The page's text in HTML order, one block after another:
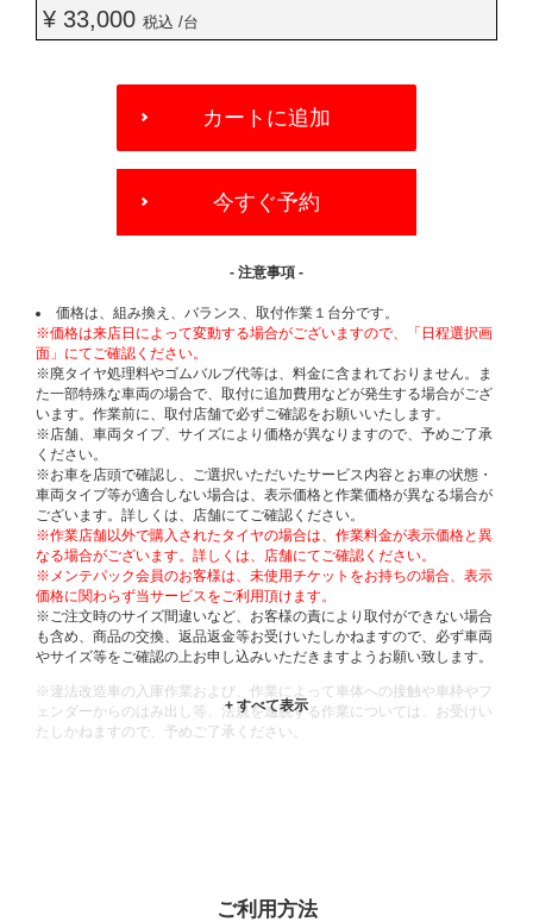
¥ 33,000 税込 /台
OPTIONS
カートに追加
今すぐ予約
- 注意事項 -
価格は、組み換え、バランス、取付作業１台分です。
※価格は来店日によって変動する場合がございますので、「日程選択画
面」にてご確認ください。
※廃タイヤ処理料やゴムバルブ代等は、料金に含まれておりません。ま
た一部特殊な車両の場合で、取付に追加費用などが発生する場合がござ
います。作業前に、取付店舗で必ずご確認をお願いいたします。
※店舗、車両タイプ、サイズにより価格が異なりますので、予めご了承
ください。
※お車を店頭で確認し、ご選択いただいたサービス内容とお車の状態・
車両タイプ等が適合しない場合は、表示価格と作業価格が異なる場合が
ございます。詳しくは、店舗にてご確認ください。
※作業店舗以外で購入されたタイヤの場合は、作業料金が表示価格と異
なる場合がございます。詳しくは、店舗にてご確認ください。
※メンテパック会員のお客様は、未使用チケットをお持ちの場合、表示
価格に関わらず当サービスをご利用頂けます。
※ご注文時のサイズ間違いなど、お客様の責により取付ができない場合
も含め、商品の交換、返品返金等お受けいたしかねますので、必ず車両
やサイズ等をご確認の上お申し込みいただきますようお願い致します。
※違法改造車の入庫作業および、作業によって車体への接触や車枠やフ
ェンダーからのはみ出し等、法規を逸脱する作業については、お受けい
たしかねますので、予めご了承ください。
ご利用方法